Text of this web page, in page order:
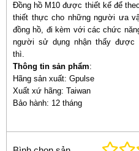
Đồng hồ M10 được thiết kế để
thiết thực cho những người ưa
đồng hồ, đi kèm với các chức
người sử dụng nhận thấy được
thì.
Thông tin sản phẩm:
Hãng sản xuất: Gpulse
Xuất xứ hãng: Taiwan
Bảo hành: 12 tháng